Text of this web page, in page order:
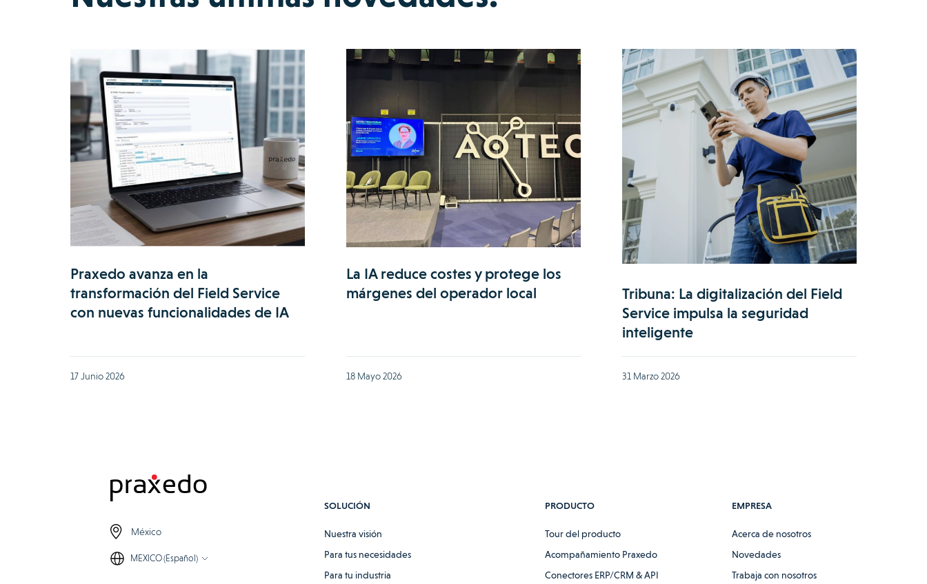
Praxedo avanza en la
transformación del Field Service
con nuevas funcionalidades de IA
17 Junio 2026
La IA reduce costes y protege los
márgenes del operador local
18 Mayo 2026
Tribuna: La digitalización del Field
Service impulsa la seguridad
inteligente
31 Marzo 2026
México
MEXICO (Español)
SOLUCIÓN
Nuestra visión
Para tus necesidades
Para tu industria
PRODUCTO
Tour del producto
Acompañamiento Praxedo
Conectores ERP/CRM & API
EMPRESA
Acerca de nosotros
Novedades
Trabaja con nosotros